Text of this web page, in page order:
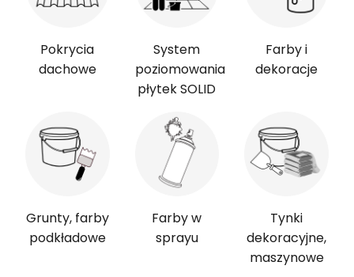
Pokrycia
dachowe
System
poziomowania
płytek SOLID
Farby i
dekoracje
Grunty, farby
podkładowe
Farby w
sprayu
Tynki
dekoracyjne,
maszynowe